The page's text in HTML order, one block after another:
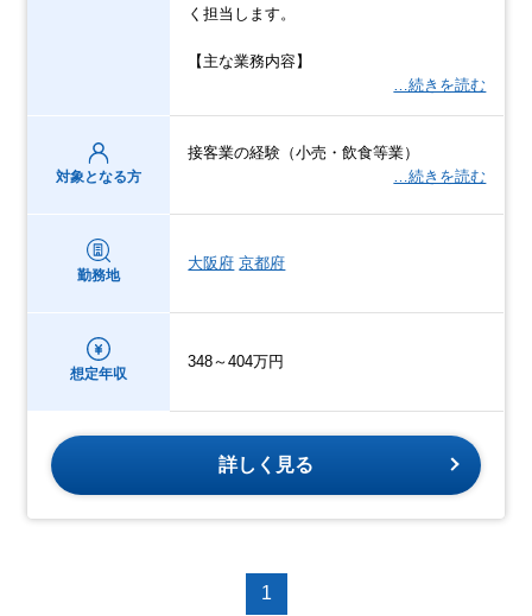
く担当します。
【主な業務内容】
…続きを読む
対象となる方
接客業の経験（小売・飲食等業）
…続きを読む
勤務地
大阪府 京都府
想定年収
348～404万円
詳しく見る
1